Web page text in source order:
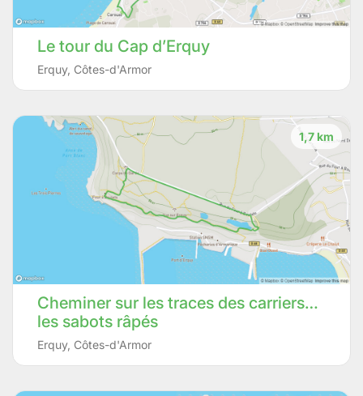
Le tour du Cap d’Erquy
Erquy, Côtes-d'Armor
1,7 km
Cheminer sur les traces des carriers…
les sabots râpés
Erquy, Côtes-d'Armor